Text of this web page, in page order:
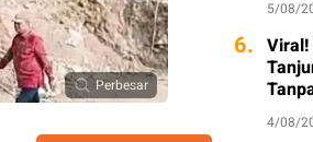
Perbesar
5/08/
6. Viral!
4/08/